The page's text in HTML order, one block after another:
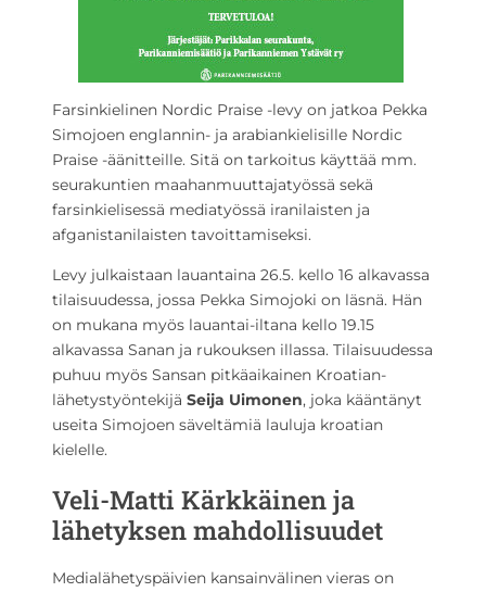
Farsinkielinen Nordic Praise -levy on jatkoa Pekka
Simojoen englannin- ja arabiankielisille Nordic
Praise -äänitteille. Sitä on tarkoitus käyttää mm.
seurakuntien maahanmuuttajatyössä sekä
farsinkielisessä mediatyössä iranilaisten ja
afganistanilaisten tavoittamiseksi.
Levy julkaistaan lauantaina 26.5. kello 16 alkavassa
tilaisuudessa, jossa Pekka Simojoki on läsnä. Hän
on mukana myös lauantai-iltana kello 19.15
alkavassa Sanan ja rukouksen illassa. Tilaisuudessa
puhuu myös Sansan pitkäaikainen Kroatian-
lähetystyöntekijä Seija Uimonen, joka kääntänyt
useita Simojoen säveltämiä lauluja kroatian
kielelle.
Veli-Matti Kärkkäinen ja
lähetyksen mahdollisuudet
Medialähetyspäivien kansainvälinen vieras on